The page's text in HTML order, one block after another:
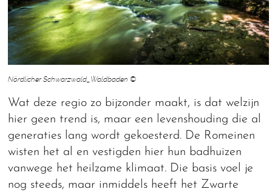
Nördlicher Schwarzwald_Waldbaden ©
Wat deze regio zo bijzonder maakt, is dat welzijn
hier geen trend is, maar een levenshouding die al
generaties lang wordt gekoesterd. De Romeinen
wisten het al en vestigden hier hun badhuizen
vanwege het heilzame klimaat. Die basis voel je
nog steeds, maar inmiddels heeft het Zwarte